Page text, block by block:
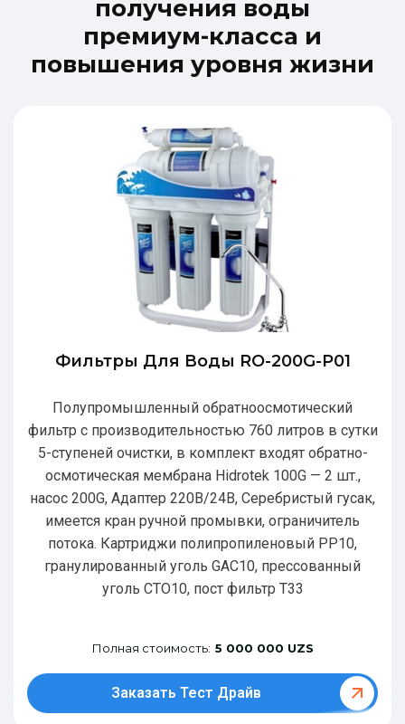
получения воды
премиум-класса и
повышения уровня жизни
Фильтры Для Воды RO-200G-P01
Полупромышленный обратноосмотический
фильтр с производительностью 760 литров в сутки
5-ступеней очистки, в комплект входят обратно-
осмотическая мембрана Hidrotek 100G — 2 шт.,
насос 200G, Адаптер 220В/24В, Серебристый гусак,
имеется кран ручной промывки, ограничитель
потока. Картриджи полипропиленовый РР10,
гранулированный уголь GAC10, прессованный
уголь CTO10, пост фильтр T33
Полная стоимость: 5 000 000 UZS
Заказать Тест Драйв